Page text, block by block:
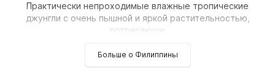
Практически непроходимые влажные тропические
джунгли с очень пышной и яркой растительностью,
потрясающе
Больше о Филиппины